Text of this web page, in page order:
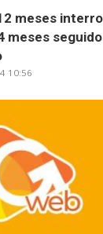
meses
meses
10:56